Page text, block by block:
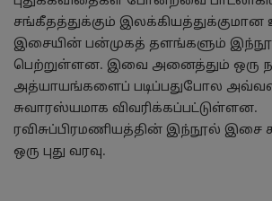
சங்கீதத்துக்கும் இலக்கியத்துக்குமான
இசையின் பன்முகத் தளங்களும்
பெற்றுள்ளன. இவை அனைத்தும் ஒரு
அத்யாயங்களைப் படிப்பதுபோல
சுவாரஸ்யமாக விவரிக்கப்பட்டுள்ளன.
ரவிசுப்பிரமணியத்தின் இந்நூல் இசை
ஒரு புது வரவு.